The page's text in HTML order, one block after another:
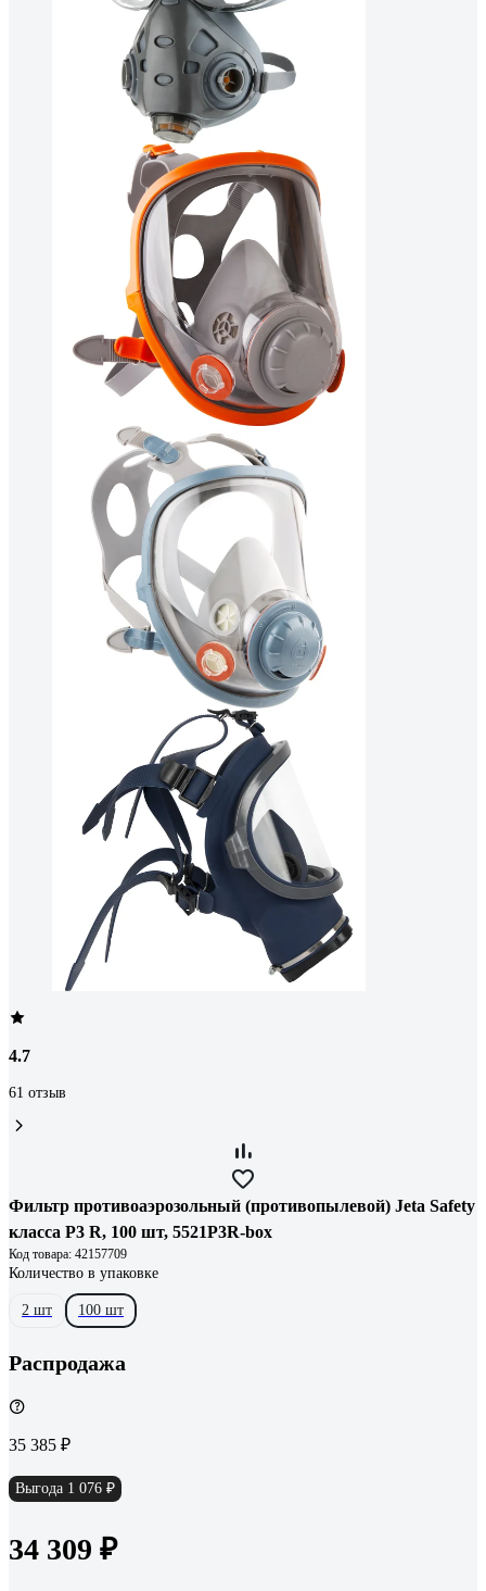
4.7
61 отзыв
Фильтр противоаэрозольный (противопылевой) Jeta Safety
класса P3 R, 100 шт, 5521P3R-box
Код товара: 42157709
Количество в упаковке
2 шт 100 шт
Распродажа
35 385 ₽
Выгода 1 076 ₽
34 309 ₽